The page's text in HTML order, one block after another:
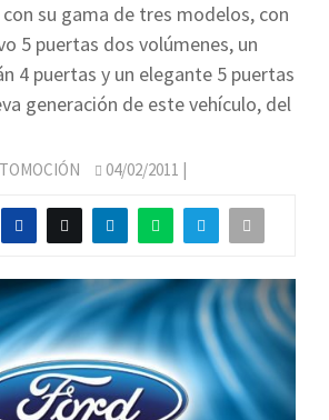
con su gama de tres modelos, con
5 puertas dos volúmenes, un
4 puertas y un elegante 5 puertas
generación de este vehículo, del
04/02/2011 |